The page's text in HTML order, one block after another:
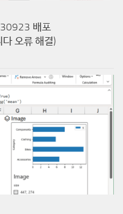
배포
오류 해결)